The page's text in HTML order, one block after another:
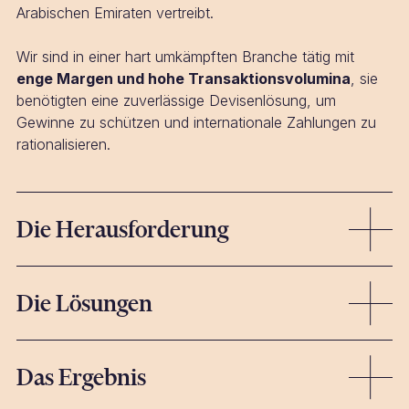
Arabischen Emiraten vertreibt.
Wir sind in einer hart umkämpften Branche tätig mit
enge Margen und hohe Transaktionsvolumina , sie
benötigten eine zuverlässige Devisenlösung, um
Gewinne zu schützen und internationale Zahlungen zu
rationalisieren.
Die Herausforderung
Währungsschwankungen können den Unterschied
zwischen Gewinn und Verlust bedeuten.
Zu ihren größten Herausforderungen gehörten:
Die Lösungen
Umfassendes FX-Audit:
Das Ergebnis